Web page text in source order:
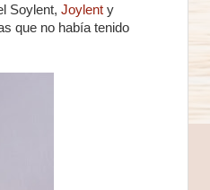
Soylent, Joylent y
que no había tenido